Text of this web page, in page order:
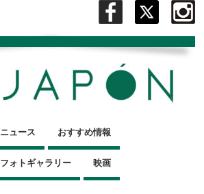
ニュース おすすめ情報
フォトギャラリー 映画